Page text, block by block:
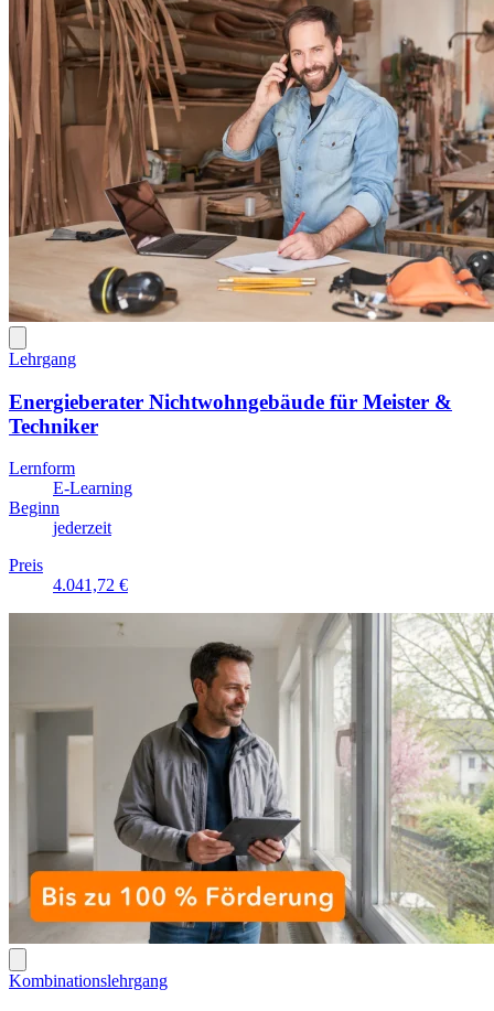
Lehrgang
Energieberater Nichtwohngebäude für Meister &
Techniker
Lernform
E-Learning
Beginn
jederzeit
Preis
4.041,72 €
Kombinationslehrgang